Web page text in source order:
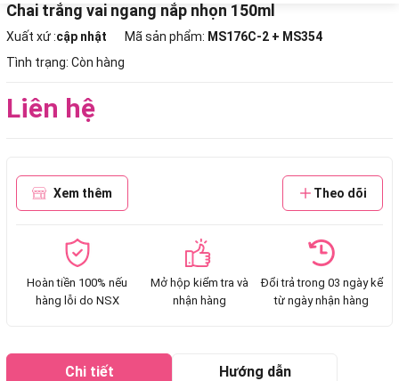
Chai trắng vai ngang nắp nhọn 150ml
Xuất xứ :cập nhật Mã sản phẩm: MS176C-2 + MS354
Tình trạng: Còn hàng
Liên hệ
Xem thêm Theo dõi
Hoàn tiền 100% nếu
hàng lỗi do NSX
Mở hộp kiểm tra và
nhận hàng
Đổi trả trong 03 ngày kể
từ ngày nhận hàng
Chi tiết Hướng dẫn